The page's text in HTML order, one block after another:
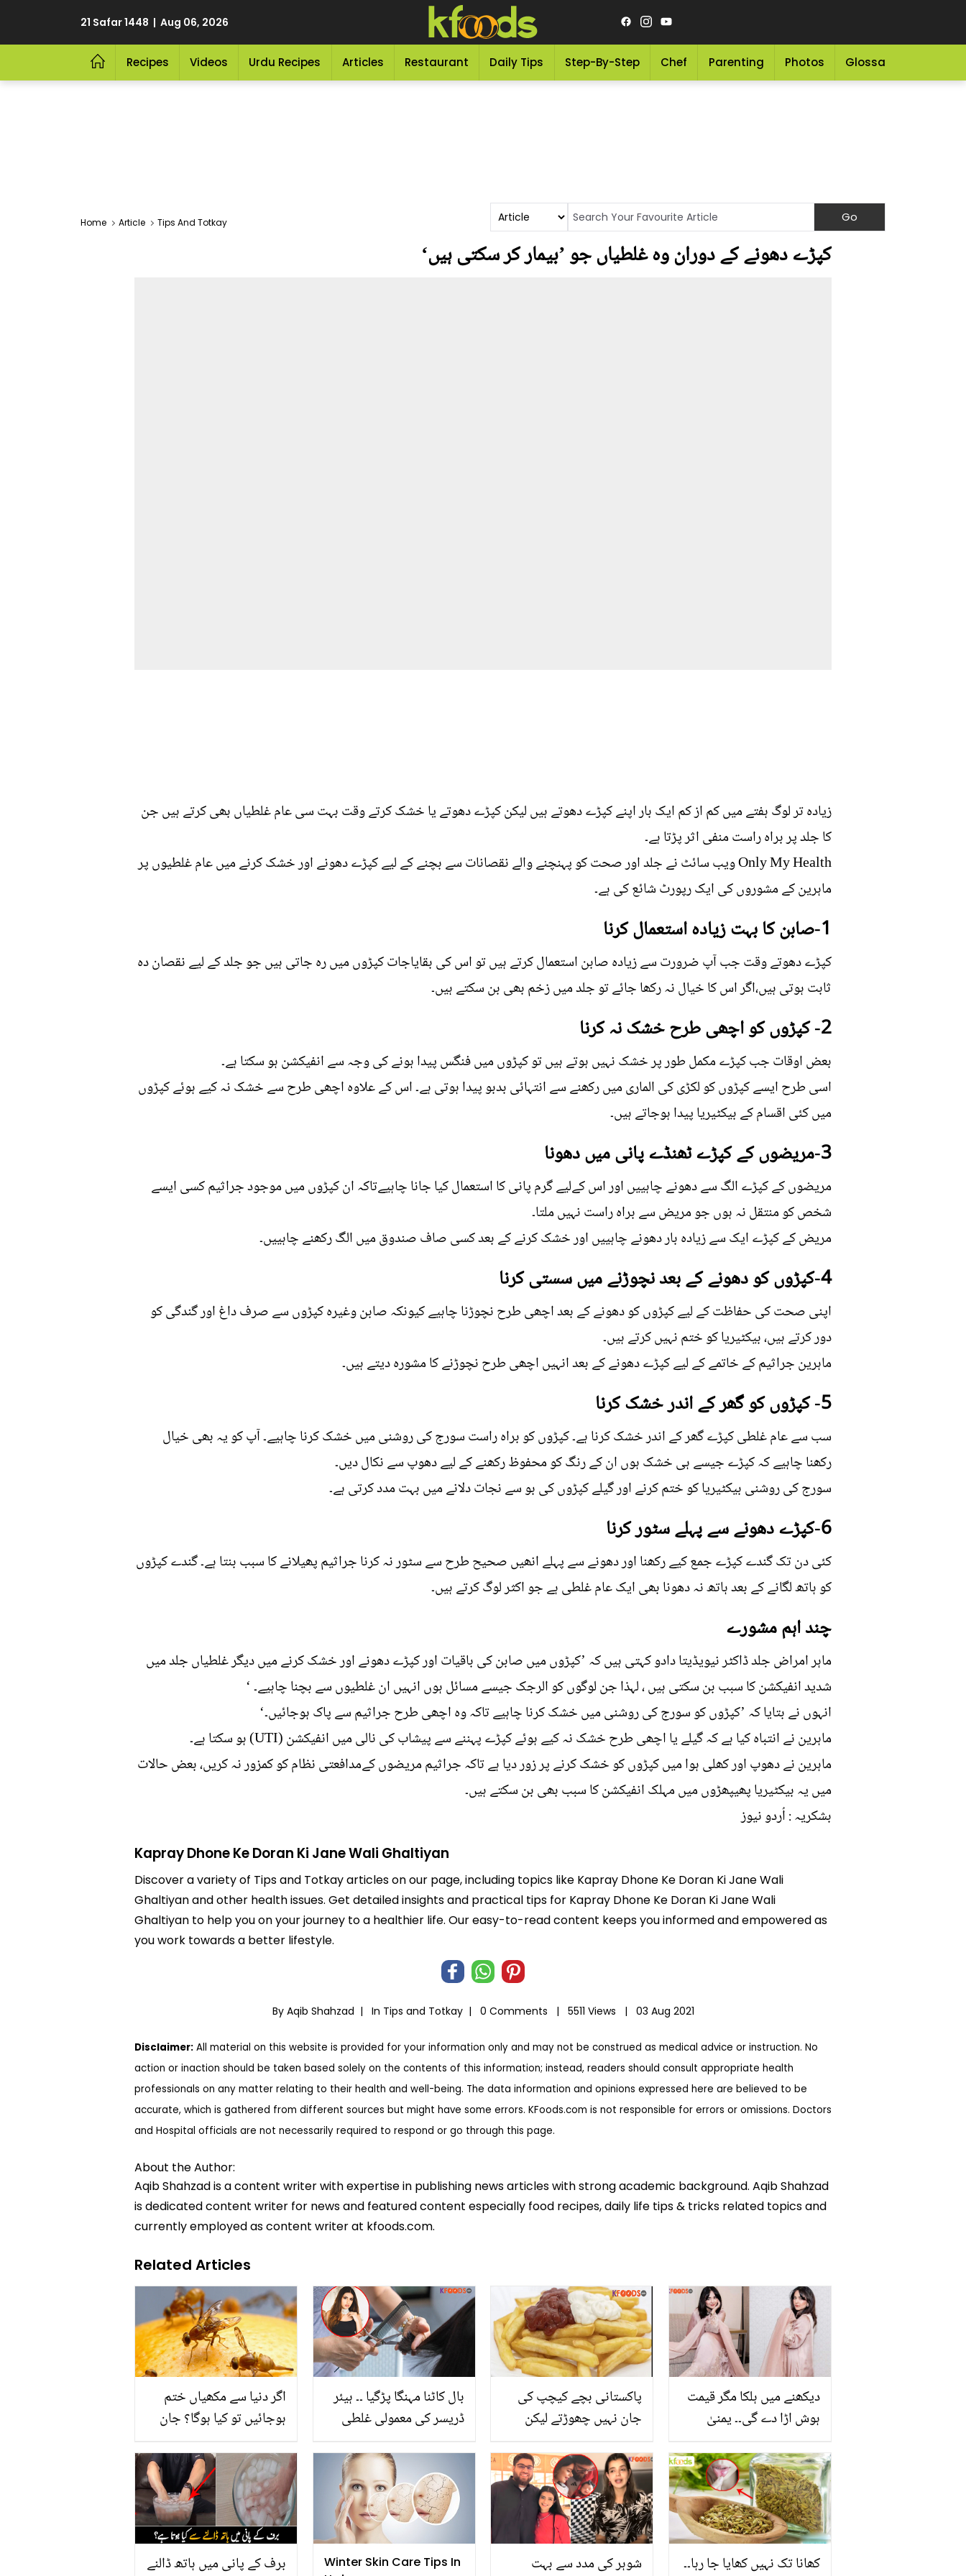
21 Safar 1448 | Aug 06, 2026
Recipes Videos Urdu Recipes Articles Restaurant Daily Tips Step-By-Step Chef Parenting Photos Glossary
Home Article Tips And Totkay
کپڑے دھونے کے دوران وہ غلطیاں جو ’بیمار کر سکتی ہیں‘
زیادہ تر لوگ ہفتے میں کم از کم ایک بار اپنے کپڑے دھوتے ہیں لیکن کپڑے دھوتے یا خشک کرتے وقت بہت سی عام غلطیاں بھی کرتے ہیں جن
کا جلد پر براہ راست منفی اثر پڑتا ہے۔
Only My Health ویب سائٹ نے جلد اور صحت کو پہنچنے والے نقصانات سے بچنے کے لیے کپڑے دھونے اور خشک کرنے میں عام غلطیوں پر
ماہرین کے مشوروں کی ایک رپورٹ شائع کی ہے۔
1-صابن کا بہت زیادہ استعمال کرنا
کپڑے دھوتے وقت جب آپ ضرورت سے زیادہ صابن استعمال کرتے ہیں تو اس کی بقایاجات کپڑوں میں رہ جاتی ہیں جو جلد کے لیے نقصان دہ
ثابت ہوتی ہیں،اگر اس کا خیال نہ رکھا جائے تو جلد میں زخم بھی بن سکتے ہیں۔
2- کپڑوں کو اچھی طرح خشک نہ کرنا
بعض اوقات جب کپڑے مکمل طور پر خشک نہیں ہوتے ہیں تو کپڑوں میں فنگس پیدا ہونے کی وجہ سے انفیکشن ہو سکتا ہے۔
اسی طرح ایسے کپڑوں کو لکڑی کی الماری میں رکھنے سے انتہائی بدبو پیدا ہوتی ہے۔ اس کے علاوہ اچھی طرح سے خشک نہ کیے ہوئے کپڑوں
میں کئی اقسام کے بیکٹیریا پیدا ہوجاتے ہیں۔
3-مریضوں کے کپڑے ٹھنڈے پانی میں دھونا
مریضوں کے کپڑے الگ سے دھونے چاہییں اور اس کےلیے گرم پانی کا استعمال کیا جانا چاہیےتاکہ ان کپڑوں میں موجود جراثیم کسی ایسے
شخص کو منتقل نہ ہوں جو مریض سے براہ راست نہیں ملتا۔
مریض کے کپڑے ایک سے زیادہ بار دھونے چاہییں اور خشک کرنے کے بعد کسی صاف صندوق میں الگ رکھنے چاہییں۔
4-کپڑوں کو دھونے کے بعد نچوڑنے میں سستی کرنا
اپنی صحت کی حفاظت کے لیے کپڑوں کو دھونے کے بعد اچھی طرح نچوڑنا چاہیے کیونکہ صابن وغیرہ کپڑوں سے صرف داغ اور گندگی کو
دور کرتے ہیں، بیکٹیریا کو ختم نہیں کرتے ہیں۔
ماہرین جراثیم کے خاتمے کے لیے کپڑے دھونے کے بعد انہیں اچھی طرح نچوڑنے کا مشورہ دیتے ہیں۔
5- کپڑوں کو گھر کے اندر خشک کرنا
سب سے عام غلطی کپڑے گھر کے اندر خشک کرنا ہے۔ کپڑوں کو براہ راست سورج کی روشنی میں خشک کرنا چاہیے۔ آپ کو یہ بھی خیال
رکھنا چاہیے کہ کپڑے جیسے ہی خشک ہوں ان کے رنگ کو محفوظ رکھنے کے لیے دھوپ سے نکال دیں۔
سورج کی روشنی بیکٹیریا کو ختم کرنے اور گیلے کپڑوں کی بو سے نجات دلانے میں بہت مدد کرتی ہے۔
6-کپڑے دھونے سے پہلے سٹور کرنا
کئی دن تک گندے کپڑے جمع کیے رکھنا اور دھونے سے پہلے انھیں صحیح طرح سے سٹور نہ کرنا جراثیم پھیلانے کا سبب بنتا ہے۔ گندے کپڑوں
کو ہاتھ لگانے کے بعد ہاتھ نہ دھونا بھی ایک عام غلطی ہے جو اکثر لوگ کرتے ہیں۔
چند اہم مشورے
ماہر امراض جلد ڈاکٹر نیویڈیتا دادو کہتی ہیں کہ ’کپڑوں میں صابن کی باقیات اور کپڑے دھونے اور خشک کرنے میں دیگر غلطیاں جلد میں
شدید انفیکشن کا سبب بن سکتی ہیں ، لہذا جن لوگوں کو الرجک جیسے مسائل ہوں انہیں ان غلطیوں سے بچنا چاہیے۔ ‘
انہوں نے بتایا کہ ’کپڑوں کو سورج کی روشنی میں خشک کرنا چاہیے تاکہ وہ اچھی طرح جراثیم سے پاک ہوجائیں۔‘
ماہرین نے انتباہ کیا ہے کہ گیلے یا اچھی طرح خشک نہ کیے ہوئے کپڑے پہننے سے پیشاب کی نالی میں انفیکشن (UTI) ہو سکتا ہے۔
ماہرین نے دھوپ اور کھلی ہوا میں کپڑوں کو خشک کرنے پر زور دیا ہے تاکہ جراثیم مریضوں کےمدافعتی نظام کو کمزور نہ کریں، بعض حالات
میں یہ بیکٹیریا پھیپھڑوں میں مہلک انفیکشن کا سبب بھی بن سکتے ہیں۔
بشکریہ : اُردو نیوز
Kapray Dhone Ke Doran Ki Jane Wali Ghaltiyan
Discover a variety of Tips and Totkay articles on our page, including topics like Kapray Dhone Ke Doran Ki Jane Wali
Ghaltiyan and other health issues. Get detailed insights and practical tips for Kapray Dhone Ke Doran Ki Jane Wali
Ghaltiyan to help you on your journey to a healthier life. Our easy-to-read content keeps you informed and empowered as
you work towards a better lifestyle.
By Aqib Shahzad | In Tips and Totkay| 0 Comments | 5511 Views | 03 Aug 2021
Disclaimer: All material on this website is provided for your information only and may not be construed as medical advice or instruction. No
action or inaction should be taken based solely on the contents of this information; instead, readers should consult appropriate health
professionals on any matter relating to their health and well-being. The data information and opinions expressed here are believed to be
accurate, which is gathered from different sources but might have some errors. KFoods.com is not responsible for errors or omissions. Doctors
and Hospital officials are not necessarily required to respond or go through this page.
About the Author:
Aqib Shahzad is a content writer with expertise in publishing news articles with strong academic background. Aqib Shahzad
is dedicated content writer for news and featured content especially food recipes, daily life tips & tricks related topics and
currently employed as content writer at kfoods.com.
Related Articles
اگر دنيا سے مکھياں ختم
ہوجائيں تو کیا ہوگا؟ جان
حیران رہ جائیں گے
بال کاٹنا مہنگا پڑگیا ۔۔ ہیئر
ڈریسر کی معمولی غلطی
نقصان، جانیں ایسا کیا ہوا
تھا؟
پاکستانی بچے کیچپ کی
جان نہیں چھوڑتے لیکن
دیوانے ہیں؟ نئی تحقیق
دیکھنے میں ہلکا مگر قیمت
ہوش اڑا دے گی۔۔ یمنیٰ
کی قیمت کیا ہے؟
برف کے پانی میں ہاتھ ڈالنے
Winter Skin Care Tips In
شوہر کی مدد سے بہت
کھانا تک نہیں کھایا جا رہا۔۔